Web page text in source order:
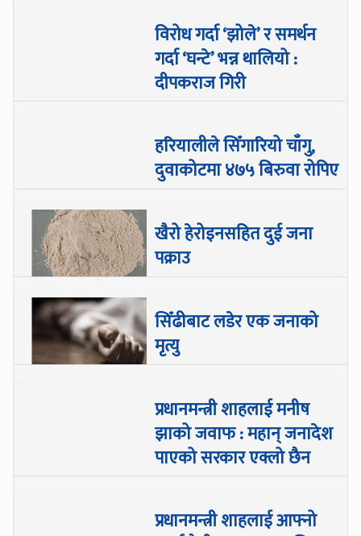
विरोध गर्दा ‘झोले’ र समर्थन
गर्दा ‘घन्टे’ भन्न थालियो :
दीपकराज गिरी
हरियालीले सिँगारियो चाँगु,
दुवाकोटमा ४७५ बिरुवा रोपिए
खैरो हेरोइनसहित दुई जना
पक्राउ
सिँढीबाट लडेर एक जनाको
मृत्यु
प्रधानमन्त्री शाहलाई मनीष
झाको जवाफ : महान् जनादेश
पाएको सरकार एक्लो छैन
प्रधानमन्त्री शाहलाई आफ्नो